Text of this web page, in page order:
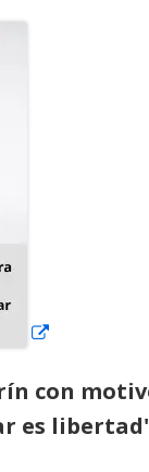
con
es